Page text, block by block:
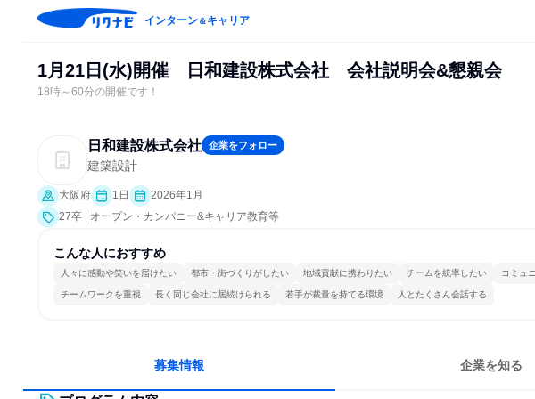
インターン＆キャリア
1月21日(水)開催 日和建設株式会社 会社説明会&懇親会
18時～60分の開催です！
日和建設株式会社 企業をフォロー
建築設計
大阪府 1日
2026年1月
27卒 | オープン・カンパニー&キャリア教育等
こんな人におすすめ
人々に感動や笑いを届けたい 都市・街づくりがしたい 地域貢献に携わりたい チームを統率したい コミュ
チームワークを重視 長く同じ会社に居続けられる 若手が裁量を持てる環境 人とたくさん会話する
募集情報 企業を知る